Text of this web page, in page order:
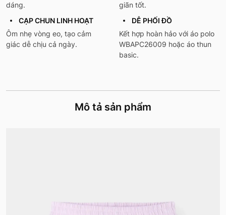
dáng.
giãn tốt.
CẠP CHUN LINH HOẠT
Ôm nhẹ vòng eo, tạo cảm
giác dễ chịu cả ngày.
DỄ PHỐI ĐỒ
Kết hợp hoàn hảo với áo polo
WBAPC26009 hoặc áo thun
basic.
Mô tả sản phẩm